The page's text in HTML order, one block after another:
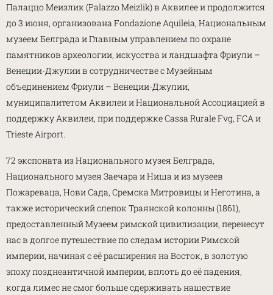
Палаццо Меизлик (Palazzo Meizlik) в Аквилее и продолжится
до 3 июня, организована Fondazione Aquileia, Национальным
музеем Белграда и Главным управлением по охране
памятников археологии, искусства и ландшафта Фриули –
Венеции-Джулии в сотрудничестве с Музейным
объединением Фриули – Венеции-Джулии,
муниципалитетом Аквилеи и Национальной Ассоциацией в
поддержку Аквилеи, при поддержке Cassa Rurale Fvg, FCA и
Trieste Airport.
72 экспоната из Национального музея Белграда,
Национального музея Заечара и Ниша и из музеев
Пожареваца, Нови Сада, Сремска Митровицы и Неготина, а
также исторический слепок Траянской колонны (1861),
предоставленный Музеем римской цивилизации, перенесут
нас в долгое путешествие по следам истории Римской
империи, начиная с её расширения на Восток, в золотую
эпоху позднеантичной империи, вплоть до её падения,
когда лимес не смог больше сдерживать нашествие